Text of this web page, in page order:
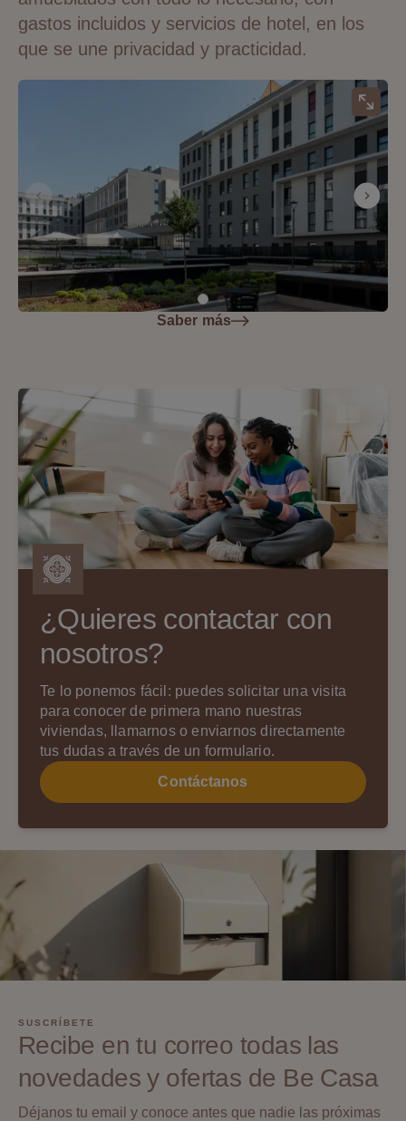
gastos incluidos y servicios de hotel, en los
que se une privacidad y practicidad.
Saber más
¿Quieres contactar con
nosotros?
Te lo ponemos fácil: puedes solicitar una visita
para conocer de primera mano nuestras
viviendas, llamarnos o enviarnos directamente
tus dudas a través de un formulario.
Contáctanos
SUSCRÍBETE
Recibe en tu correo todas las
novedades y ofertas de Be Casa
Déjanos tu email y conoce antes que nadie las próximas